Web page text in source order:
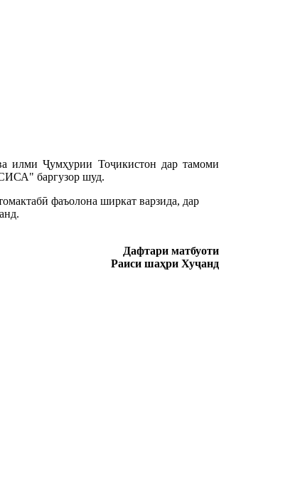
илми Ҷумҳурии Тоҷикистон дар тамоми
баргузор шуд.
фаъолона ширкат варзида, дар
Дафтари матбуоти
Раиси шаҳри Хуҷанд